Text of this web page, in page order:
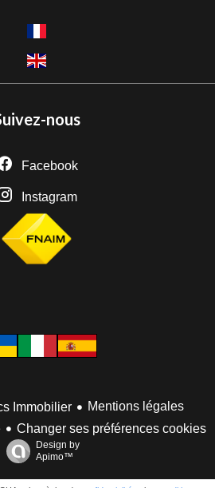
nous
Facebook
Instagram
Immobilier
Mentions légales
Changer ses préférences cookies
Design by
Apimo™